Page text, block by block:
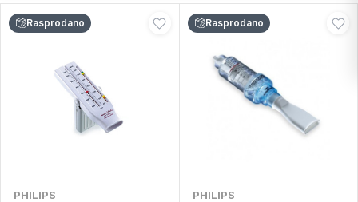
Rasprodano
PHILIPS
Rasprodano
PHILIPS